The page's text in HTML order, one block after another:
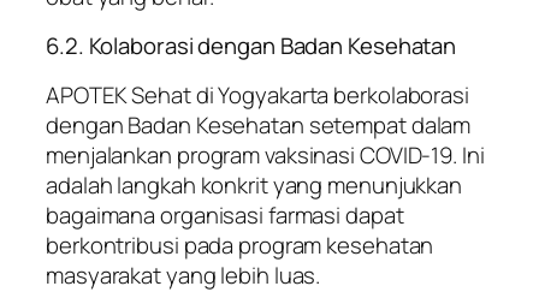
6.2. Kolaborasi dengan Badan Kesehatan
APOTEK Sehat di Yogyakarta berkolaborasi
dengan Badan Kesehatan setempat dalam
menjalankan program vaksinasi COVID-19. Ini
adalah langkah konkrit yang menunjukkan
bagaimana organisasi farmasi dapat
berkontribusi pada program kesehatan
masyarakat yang lebih luas.